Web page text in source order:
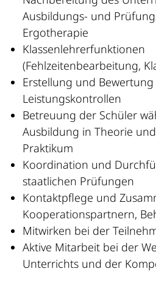
Ausbildungs- und
Ergotherapie
Klassenlehrerfunktionen
(Fehlzeitenbearbeitung,
Erstellung und Bewertung
Leistungskontrollen
Betreuung der Schüler
Ausbildung in Theorie
Praktikum
Koordination und
staatlichen Prüfungen
Kontaktpflege und
Kooperationspartnern,
Mitwirken bei der
Aktive Mitarbeit bei der
Unterrichts und der